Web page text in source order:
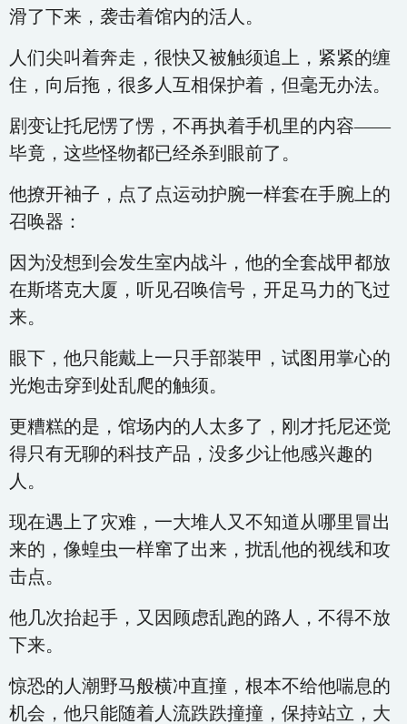
滑了下来，袭击着馆内的活人。
人们尖叫着奔走，很快又被触须追上，紧紧的缠
住，向后拖，很多人互相保护着，但毫无办法。
剧变让托尼愣了愣，不再执着手机里的内容——
毕竟，这些怪物都已经杀到眼前了。
他撩开袖子，点了点运动护腕一样套在手腕上的
召唤器：
因为没想到会发生室内战斗，他的全套战甲都放
在斯塔克大厦，听见召唤信号，开足马力的飞过
来。
眼下，他只能戴上一只手部装甲，试图用掌心的
光炮击穿到处乱爬的触须。
更糟糕的是，馆场内的人太多了，刚才托尼还觉
得只有无聊的科技产品，没多少让他感兴趣的
人。
现在遇上了灾难，一大堆人又不知道从哪里冒出
来的，像蝗虫一样窜了出来，扰乱他的视线和攻
击点。
他几次抬起手，又因顾虑乱跑的路人，不得不放
下来。
惊恐的人潮野马般横冲直撞，根本不给他喘息的
机会，他只能随着人流跌跌撞撞，保持站立，大